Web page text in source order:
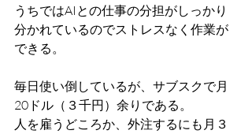
うちではAIとの仕事の分担がしっかり
分かれているのでストレスなく作業が
できる。
毎日使い倒しているが、サブスクで月
20ドル（３千円）余りである。
人を雇うどころか、外注するにも月３